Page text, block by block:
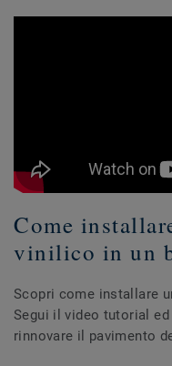
Come
vinilico in un
Scopri come installare
Segui il video tutorial
rinnovare il pavimento